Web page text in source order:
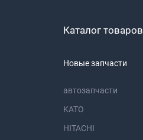
Каталог товаров
Новые запчасти
автозапчасти
KATO
HITACHI